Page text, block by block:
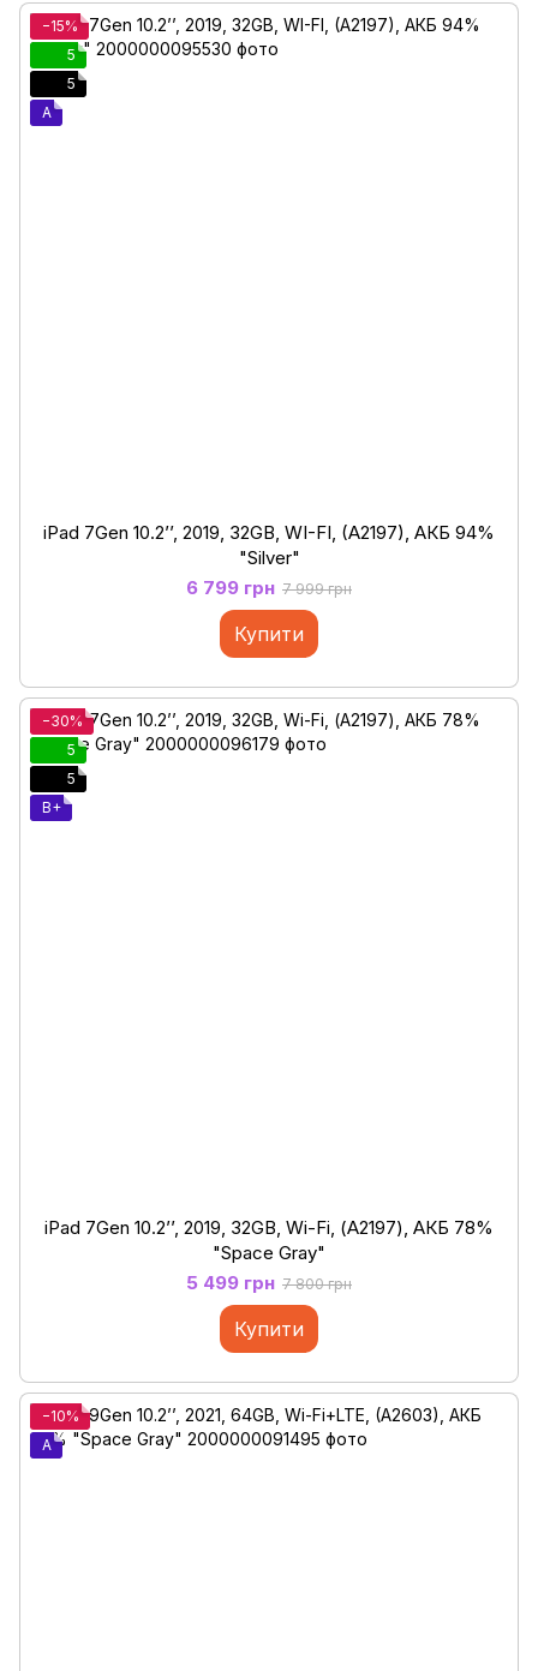
−15%
5
5
A
iPad 7Gen 10.2’’, 2019, 32GB, WI-FI, (A2197), АКБ 94%
"Silver"
6 799 грн 7 999 грн
Купити
−30%
5
5
B+
iPad 7Gen 10.2’’, 2019, 32GB, Wi-Fi, (А2197), АКБ 78%
"Space Gray"
5 499 грн 7 800 грн
Купити
−10%
A